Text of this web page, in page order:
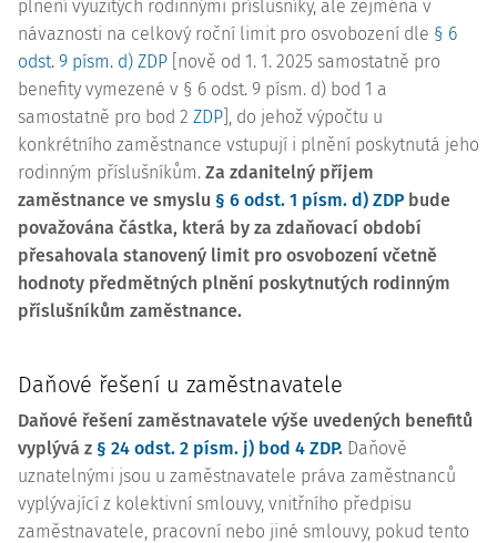
plnění využitých rodinnými příslušníky, ale zejména v
návaznosti na celkový roční limit pro osvobození dle § 6
odst. 9 písm. d) ZDP [nově od 1. 1. 2025 samostatně pro
benefity vymezené v § 6 odst. 9 písm. d) bod 1 a
samostatně pro bod 2 ZDP ], do jehož výpočtu u
konkrétního zaměstnance vstupují i plnění poskytnutá jeho
rodinným příslušníkům. Za zdanitelný příjem
zaměstnance ve smyslu § 6 odst. 1 písm. d) ZDP bude
považována částka, která by za zdaňovací období
přesahovala stanovený limit pro osvobození včetně
hodnoty předmětných plnění poskytnutých rodinným
příslušníkům zaměstnance.
Daňové řešení u zaměstnavatele
Daňové řešení zaměstnavatele výše uvedených benefitů
vyplývá z § 24 odst. 2 písm. j) bod 4 ZDP. Daňově
uznatelnými jsou u zaměstnavatele práva zaměstnanců
vyplývající z kolektivní smlouvy, vnitřního předpisu
zaměstnavatele, pracovní nebo jiné smlouvy, pokud tento